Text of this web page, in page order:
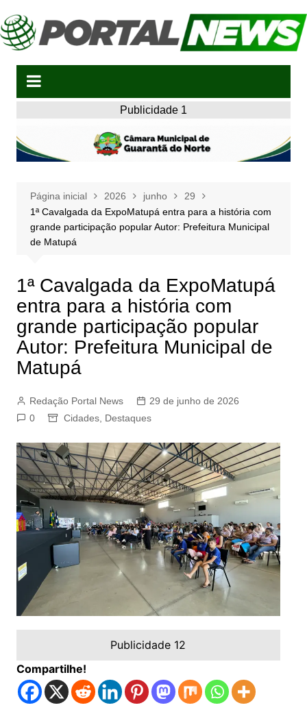
para
o
Publicidade 1
Página inicial 2026 junho
29
1ª Cavalgada da ExpoMatupá entra para a história com
grande participação popular Autor: Prefeitura Municipal
de Matupá
1ª Cavalgada da ExpoMatupá
entra para a história com
grande participação popular
Autor: Prefeitura Municipal de
Matupá
Redação Portal News
29 de junho de 2026
0
Cidades, Destaques
Publicidade 12
Compartilhe!